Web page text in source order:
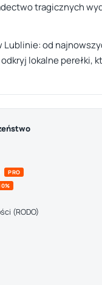
tragicznych
Lublinie: od
lokalne perełki,
PRO
(RODO)